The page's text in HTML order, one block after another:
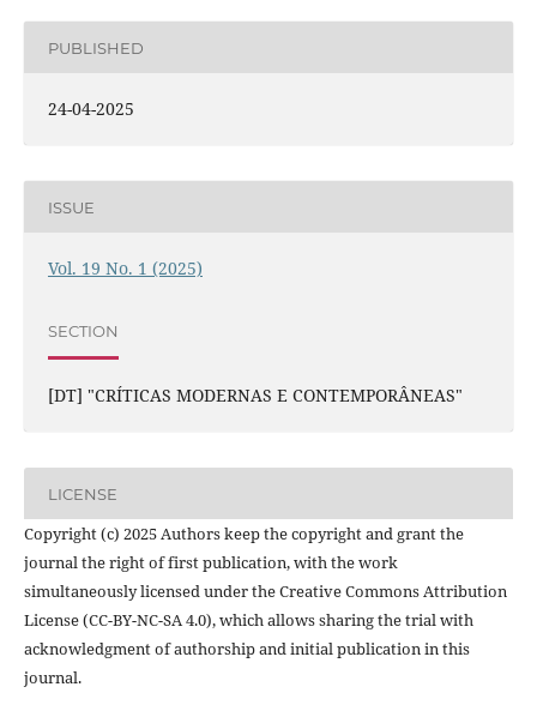
PUBLISHED
24-04-2025
ISSUE
Vol. 19 No. 1 (2025)
SECTION
[DT] "CRÍTICAS MODERNAS E CONTEMPORÂNEAS"
LICENSE
Copyright (c) 2025 Authors keep the copyright and grant the
journal the right of first publication, with the work
simultaneously licensed under the Creative Commons Attribution
License (CC-BY-NC-SA 4.0), which allows sharing the trial with
acknowledgment of authorship and initial publication in this
journal.